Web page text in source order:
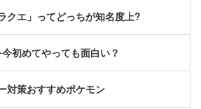
クエ」ってどっちが知名度上?
初めてやっても面白い？
対策おすすめポケモン